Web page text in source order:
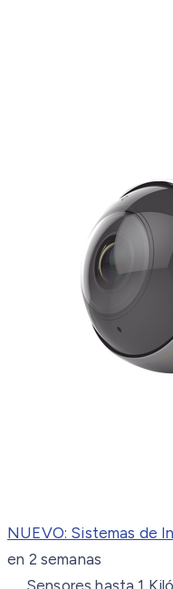
NUEVO: Sistemas de
en 2 semanas
Sensores hasta 1